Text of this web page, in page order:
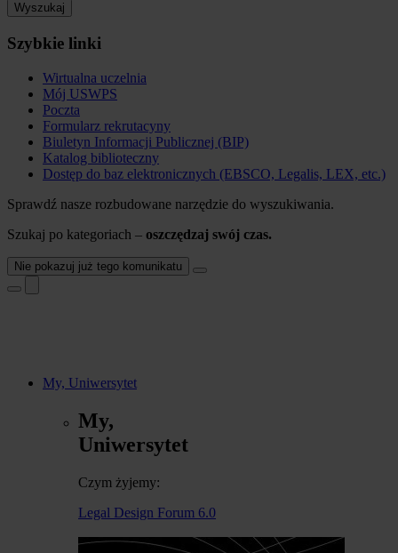
Wyszukaj
Szybkie linki
Wirtualna uczelnia
Mój USWPS
Poczta
Formularz rekrutacyny
Biuletyn Informacji Publicznej (BIP)
Katalog biblioteczny
Dostęp do baz elektronicznych (EBSCO, Legalis, LEX, etc.)
Sprawdź nasze rozbudowane narzędzie do wyszukiwania.
Szukaj po kategoriach – oszczędzaj swój czas.
Nie pokazuj już tego komunikatu
My, Uniwersytet
My,
Uniwersytet
Czym żyjemy:
Legal Design Forum 6.0